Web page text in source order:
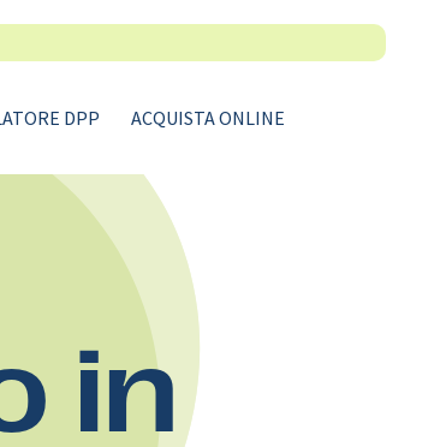
DPP ACQUISTA ONLINE
in